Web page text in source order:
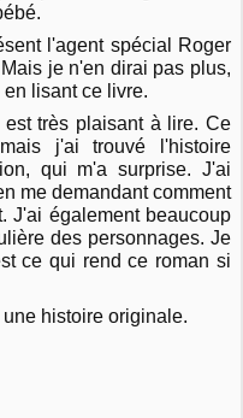
l'agent spécial Roger
je n'en dirai pas plus,
lisant ce livre.
très plaisant à lire. Ce
j'ai trouvé l'histoire
qui m'a surprise. J'ai
me demandant comment
J'ai également beaucoup
des personnages. Je
ce qui rend ce roman si
histoire originale.